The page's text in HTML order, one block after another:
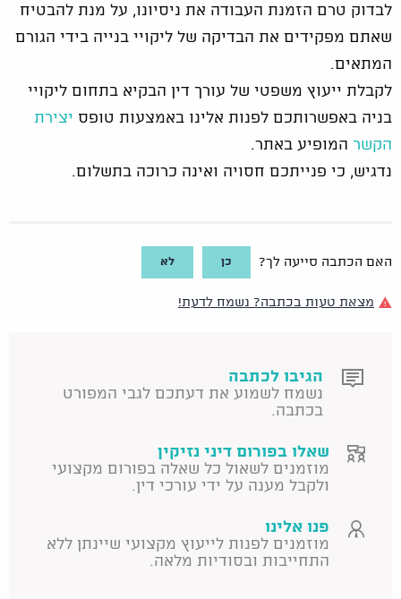
לבדוק טרם הזמנת העבודה את ניסיונו, על מנת להבטיח
שאתם מפקידים את הבדיקה של ליקויי בנייה בידי הגורם
המתאים.
לקבלת ייעוץ משפטי של עורך דין הבקיא בתחום ליקויי
בניה באפשרותכם לפנות אלינו באמצעות טופס יצירת
הקשר המופיע באתר.
נדגיש, כי פנייתכם חסויה ואינה כרוכה בתשלום.
האם הכתבה סייעה לך? כן לא
מצאת טעות בכתבה? נשמח לדעת!
הגיבו לכתבה
נשמח לשמוע את דעתכם לגבי המפורט
בכתבה.
שאלו בפורום דיני נזיקין
מוזמנים לשאול כל שאלה בפורום מקצועי
ולקבל מענה על ידי עורכי דין.
פנו אלינו
מוזמנים לפנות לייעוץ מקצועי שיינתן ללא
התחייבות ובסודיות מלאה.